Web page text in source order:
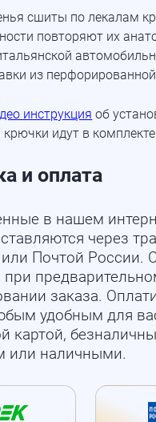
сшиты по лекалам
повторяют их
из
инструкция об
идут в
и оплата
в нашем
через
Почтой России.
заказа.
удобным для
картой,
или наличными.